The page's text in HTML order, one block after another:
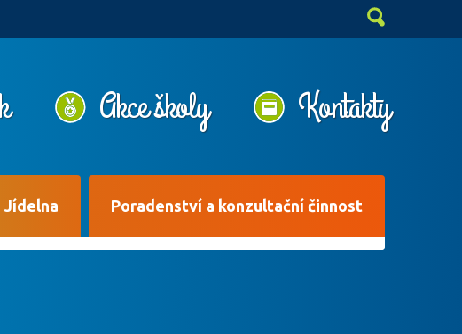
Akce školy Kontakty
Jídelna Poradenství a konzultační činnost